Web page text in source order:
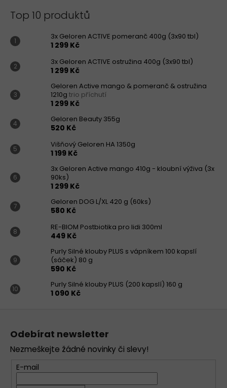
Top 10 produktů
3x Geloren ACTIVE pomeranč 400g (3x90 tbl)
1 299 Kč
3x Geloren ACTIVE ostružina 400g (3x90 tbl)
1 299 Kč
Geloren Active mango & pomeranč & ostružina
1210g trio příchutí
1 299 Kč
Geloren Beauty 355g
520 Kč
Višňový Geloren HA 1350g
1 199 Kč
3x Geloren Active mango 410g - kloubní výživa (3x
90ks)
1 299 Kč
Geloren DOG L/XL 420 g (60ks)
580 Kč
RE-BIOM Postbiotika pro lidi 300ml
449 Kč
Purly Silné klouby PLUS s vápníkem 100 kapslí
(sáček) 80 g
590 Kč
Purly Silné klouby PLUS (200 kapslí) 160 g
1 090 Kč
Odebírat newsletter
Nezmeškejte žádné novinky či slevy!
E-mail